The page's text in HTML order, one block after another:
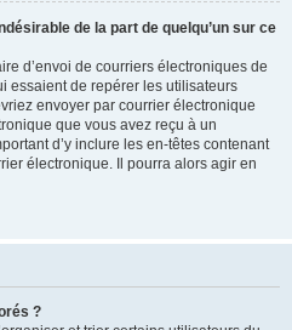
de la part de quelqu’un sur ce
d’envoi de courriers électroniques de
essaient de repérer les utilisateurs
envoyer par courrier électronique
que vous avez reçu à un
d’y inclure les en-têtes contenant
électronique. Il pourra alors agir en
?